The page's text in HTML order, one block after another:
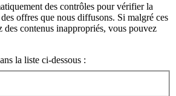
des contrôles pour vérifier la
offres que nous diffusons. Si malgré ces
des contenus inappropriés, vous pouvez
la liste ci-dessous :